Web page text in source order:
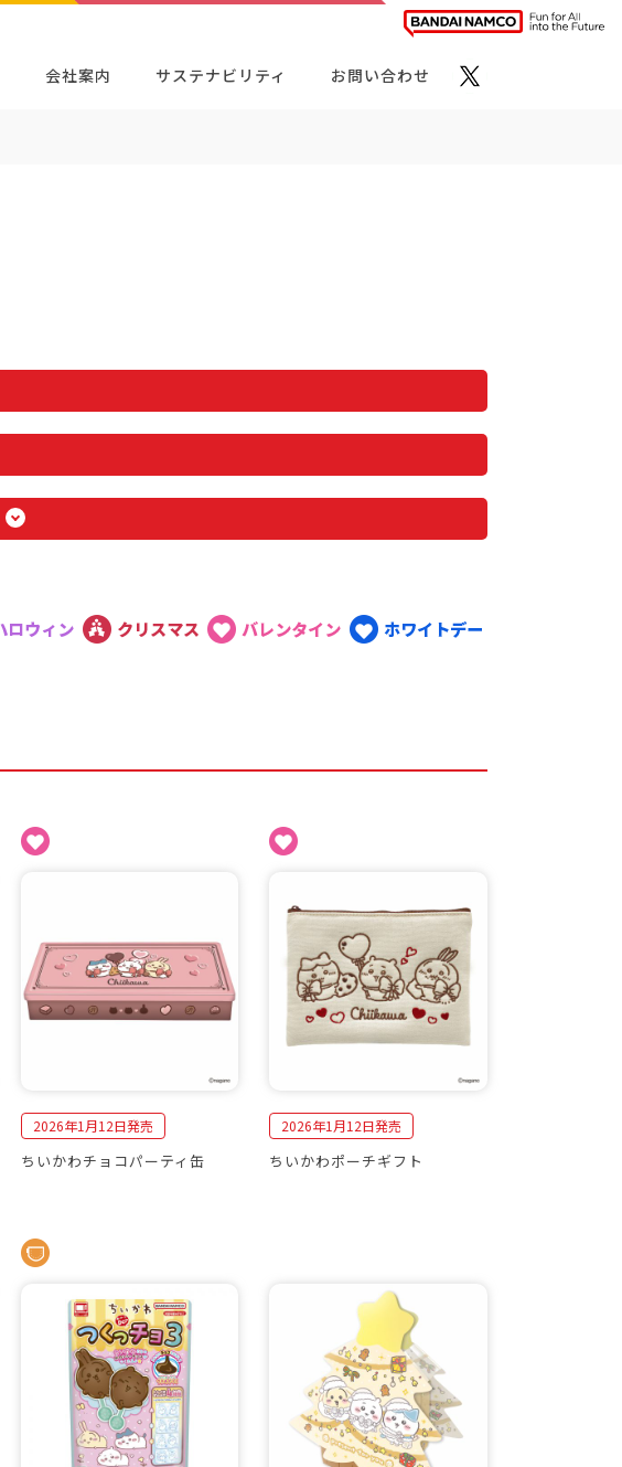
会社案内 サステナビリティ お問い合わせ
2026年1月12日発売
ちいかわチョコパーティ缶
2026年1月12日発売
ちいかわポーチギフト